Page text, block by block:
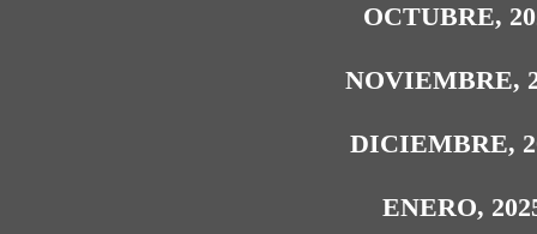
OCTUBRE,
NOVIEMBRE,
DICIEMBRE,
ENERO,